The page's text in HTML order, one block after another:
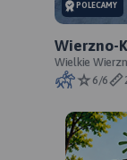
POLECAMY
Wierzno-
Wielkie
6/6